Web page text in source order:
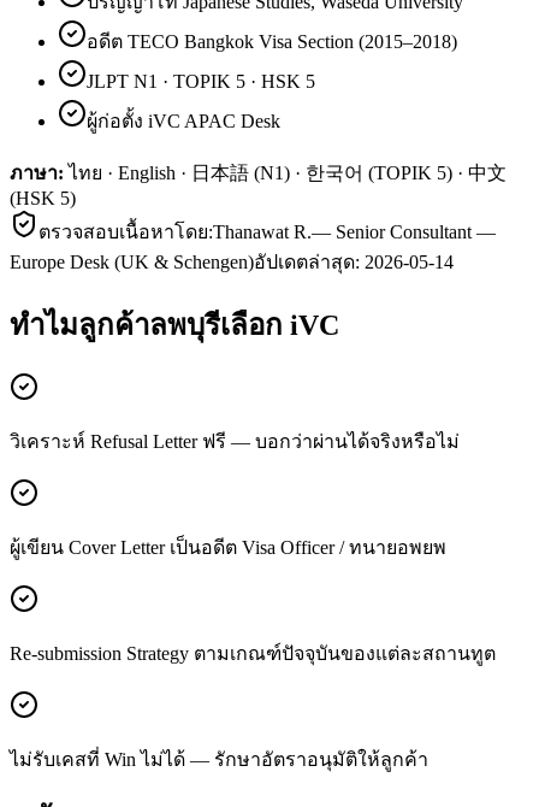
อดีต TECO Bangkok Visa Section (2015–2018)
JLPT N1 · TOPIK 5 · HSK 5
ผู้ก่อตั้ง iVC APAC Desk
ภาษา: ไทย · English · 日本語 (N1) · 한국어 (TOPIK 5) · 中文
(HSK 5)
ตรวจสอบเนื้อหาโดย:Thanawat R.— Senior Consultant —
Europe Desk (UK & Schengen)อัปเดตล่าสุด: 2026-05-14
ทำไมลูกค้าลพบุรีเลือก iVC
วิเคราะห์ Refusal Letter ฟรี — บอกว่าผ่านได้จริงหรือไม่
ผู้เขียน Cover Letter เป็นอดีต Visa Officer / ทนายอพยพ
Re-submission Strategy ตามเกณฑ์ปัจจุบันของแต่ละสถานทูต
ไม่รับเคสที่ Win ไม่ได้ — รักษาอัตราอนุมัติให้ลูกค้า